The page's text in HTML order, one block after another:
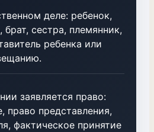
деле: ребенок,
брат, сестра, племянник,
ребенка или
заявляется право:
право представления,
фактическое принятие